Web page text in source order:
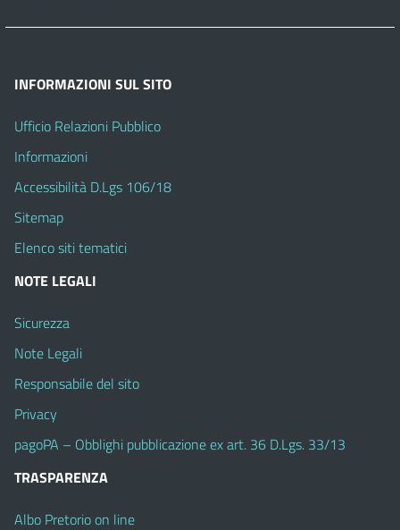
INFORMAZIONI SUL SITO
Ufficio Relazioni Pubblico
Informazioni
Accessibilità D.Lgs 106/18
Sitemap
Elenco siti tematici
NOTE LEGALI
Sicurezza
Note Legali
Responsabile del sito
Privacy
pagoPA – Obblighi pubblicazione ex art. 36 D.Lgs. 33/13
TRASPARENZA
Albo Pretorio on line